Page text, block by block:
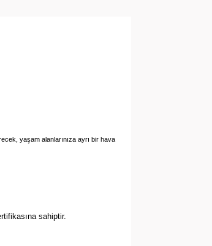
yaşam alanlarınıza ayrı bir hava
sahiptir.